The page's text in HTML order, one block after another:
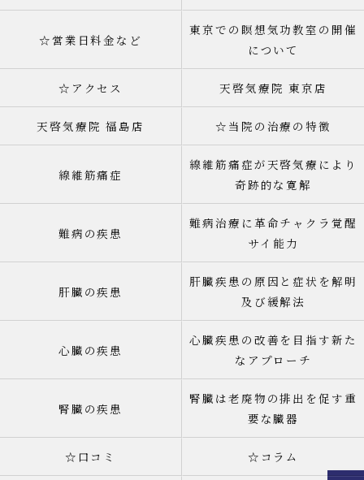
☆営業日料金など
東京での瞑想気功教室の開催
について
☆アクセス 天啓気療院 東京店
天啓気療院 福島店 ☆当院の治療の特徴
線維筋痛症
線維筋痛症が天啓気療により
奇跡的な寛解
難病の疾患
難病治療に革命チャクラ覚醒
サイ能力
肝臓の疾患
肝臓疾患の原因と症状を解明
及び緩解法
心臓の疾患
心臓疾患の改善を目指す新た
なアプローチ
腎臓の疾患
腎臓は老廃物の排出を促す重
要な臓器
☆口コミ ☆コラム